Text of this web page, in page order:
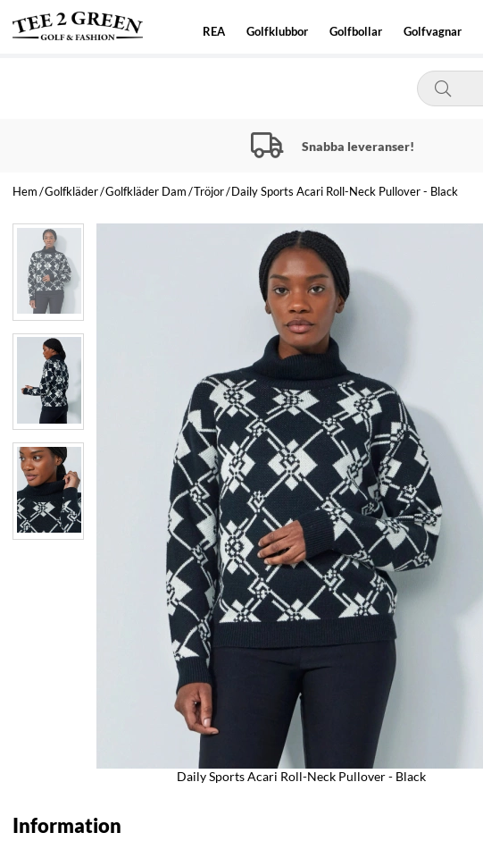
REA Golfklubbor Golfbollar Golfvagnar
Snabba leveranser!
Hem Golfkläder Golfkläder Dam Tröjor Daily Sports Acari Roll-Neck Pullover - Black
Daily Sports Acari Roll-Neck Pullover - Black
Information